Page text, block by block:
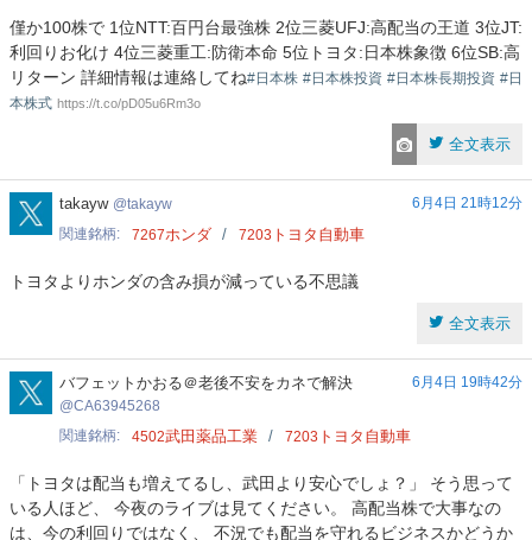
僅か100株で 1位NTT:百円台最強株 2位三菱UFJ:高配当の王道 3位JT:
利回りお化け 4位三菱重工:防衛本命 5位トヨタ:日本株象徴 6位SB:高
リターン 詳細情報は連絡してね#日本株 #日本株投資 #日本株長期投資 #日
本株式 https://t.co/pD05u6Rm3o
全文表示
takayw
takayw takayw
6月4日 21時12分
関連銘柄
7267ホンダ 7203 トヨタ自動車
トヨタよりホンダの含み損が減っている不思議
全文表示
CA63945268
バフェットかおる＠老後不安をカネで解決
CA63945268
6月4日 19時42分
関連銘柄 4502武田薬品工業 7203 トヨタ自動車
「トヨタは配当も増えてるし、武田より安心でしょ？」 そう思って
いる人ほど、 今夜のライブは見てください。 高配当株で大事なの
は、今の利回りではなく、 不況でも配当を守れるビジネスかどうか